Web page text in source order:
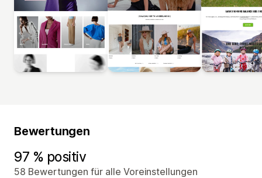
Bewertungen
97 % positiv
58 Bewertungen für alle Voreinstellungen